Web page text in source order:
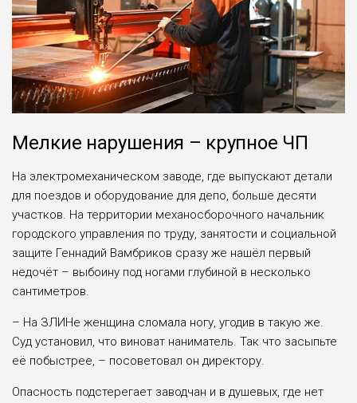
Мелкие нарушения – крупное ЧП
На электромеханическом заводе, где выпускают детали
для поездов и оборудование для депо, больше десяти
участков. На территории механосборочного начальник
городского управления по труду, занятости и социальной
защите Геннадий Вамбриков сразу же нашёл первый
недочёт – выбоину под ногами глубиной в несколько
сантиметров.
– На ЗЛИНе женщина сломала ногу, угодив в такую же.
Суд установил, что виноват наниматель. Так что засыпьте
её побыстрее, – посоветовал он директору.
Опасность подстерегает заводчан и в душевых, где нет